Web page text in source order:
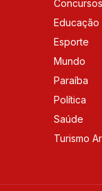
Concursos
Educação
Esporte
Mundo
Paraíba
Política
Saúde
Turismo